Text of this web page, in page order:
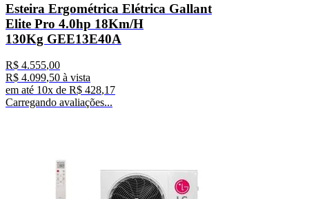
Esteira Ergométrica Elétrica Gallant
Elite Pro 4.0hp 18Km/H
130Kg GEE13E40A
R$ 4.555,00
R$ 4.099,50 à vista
em até 10x de R$ 428,17
Carregando avaliações...